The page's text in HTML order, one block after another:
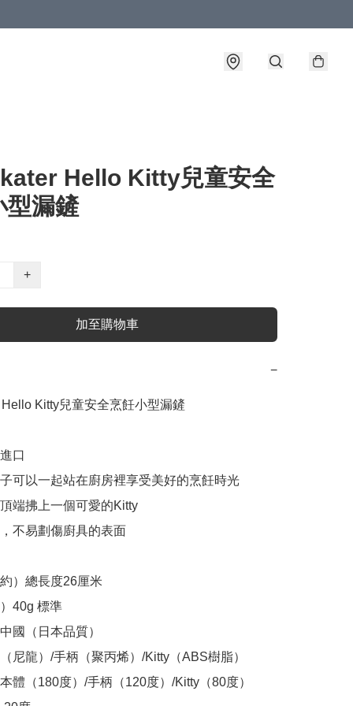
Hello Kitty兒童安全
型漏鏟
+
加至購物車
−
Kitty兒童安全烹飪小型漏鏟
口
可以一起站在廚房裡享受美好的烹飪時光
端拂上一個可愛的Kitty
不易劃傷廚具的表面
）總長度26厘米
40g 標準
國（日本品質）
尼龍）/手柄（聚丙烯）/Kitty（ABS樹脂）
體（180度）/手柄（120度）/Kitty（80度）